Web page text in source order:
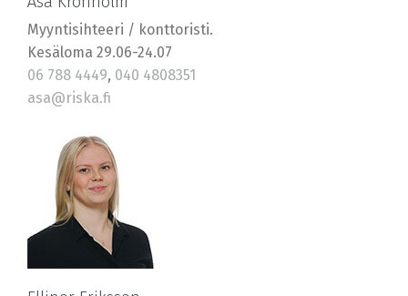
Myyntisihteeri / konttoristi.
Kesäloma 29.06-24.07
06 788 4449, 040 4808351
asa@riska.fi